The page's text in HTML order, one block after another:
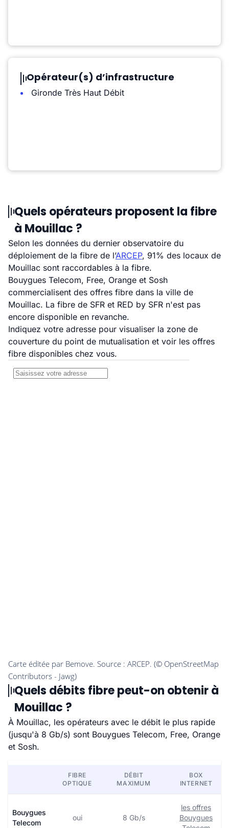
Opérateur(s) d’infrastructure
Gironde Très Haut Débit
Quels opérateurs proposent la fibre
à Mouillac ?
Selon les données du dernier observatoire du
déploiement de la fibre de l’ARCEP, 91% des locaux de
Mouillac sont raccordables à la fibre.
Bouygues Telecom, Free, Orange et Sosh
commercialisent des offres fibre dans la ville de
Mouillac. La fibre de SFR et RED by SFR n'est pas
encore disponible en revanche.
Indiquez votre adresse pour visualiser la zone de
couverture du point de mutualisation et voir les offres
fibre disponibles chez vous.
Quels débits fibre peut-on obtenir à
Mouillac ?
À Mouillac, les opérateurs avec le débit le plus rapide
(jusqu'à 8 Gb/s) sont Bouygues Telecom, Free, Orange
et Sosh.
FIBRE
OPTIQUE
DÉBIT
MAXIMUM
BOX
INTERNET
Bouygues
Telecom
oui 8 Gb/s
les offres
Bouygues